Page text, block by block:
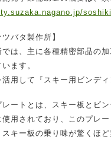
バタ製作所】
は、主に各種精密部品の
ます。
用して『スキー用ビンデ
レートとは、スキー板とビ
使用されており、このプレ
キー板の乗り味が驚くほ